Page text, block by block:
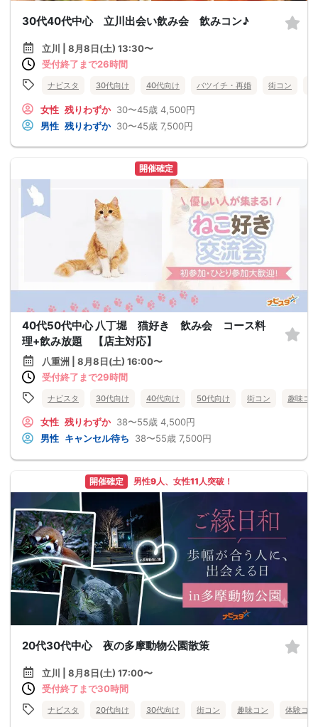
30代40代中心 立川出会い飲み会 飲みコン♪
立川 | 8月8日(土) 13:30〜
受付終了まで26時間
ナビスタ 30代向け 40代向け バツイチ・再婚 街コン
女性 残りわずか 30〜45歳 4,500円
男性 残りわずか 30〜45歳 7,500円
開催確定
40代50代中心 八丁堀 猫好き 飲み会 コース料
理+飲み放題 【店主対応】
八重洲 | 8月8日(土) 16:00〜
受付終了まで29時間
ナビスタ 30代向け 40代向け 50代向け 街コン 趣味コン
女性 残りわずか 38〜55歳 4,500円
男性 キャンセル待ち 38〜55歳 7,500円
開催確定 男性9人、女性11人突破！
20代30代中心 夜の多摩動物公園散策
立川 | 8月8日(土) 17:00〜
受付終了まで30時間
ナビスタ 20代向け 30代向け 街コン 趣味コン 体験コン